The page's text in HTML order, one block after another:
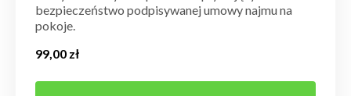
bezpieczeństwo podpisywanej umowy najmu na
pokoje.
99,00 zł